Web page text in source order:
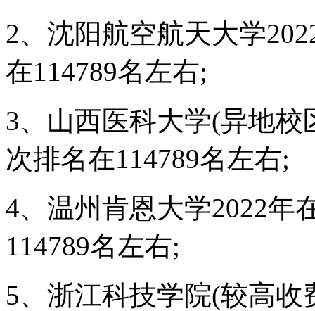
2、沈阳航空航天大学
在114789名左右;
3、山西医科大学(异地校
次排名在114789名左右;
4、温州肯恩大学2022年
114789名左右;
5、浙江科技学院(较高